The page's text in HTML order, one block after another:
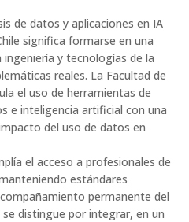
de datos y aplicaciones en IA
significa formarse en una
y tecnologías de la
reales. La Facultad de
el uso de herramientas de
e inteligencia artificial con una
del uso de datos en
el acceso a profesionales de
estándares
permanente del
distingue por integrar, en un